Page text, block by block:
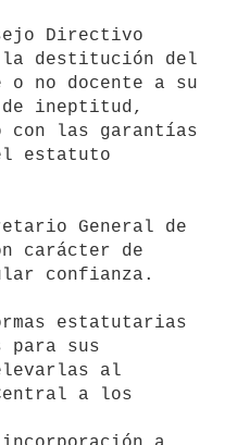
Directivo
la destitución del
de ineptitud,
estatuto
General de
carácter de
estatutarias
para sus
a los